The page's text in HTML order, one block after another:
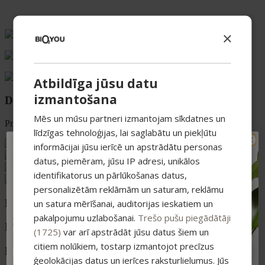
Vismaņi k-5, Korpuss G , Mārupes novads, LV-2167
ecommerce@bio2you.eu
Darba laiks
Pr. – Pt. 08:00 – 16:30
Kategorijas
Luokat
Kategorier
×
Atbildīga jūsu datu
izmantošana
Mēs un mūsu partneri izmantojam sīkdatnes un
līdzīgas tehnoloģijas, lai saglabātu un piekļūtu
informācijai jūsu ierīcē un apstrādātu personas
datus, piemēram, jūsu IP adresi, unikālos
identifikatorus un pārlūkošanas datus,
personalizētām reklāmām un saturam, reklāmu
un satura mērīšanai, auditorijas ieskatiem un
pakalpojumu uzlabošanai. Trešo pušu piegādātāji
(1725) var arī apstrādāt jūsu datus šiem un
citiem nolūkiem, tostarp izmantojot precīzus
ģeolokācijas datus un ierīces raksturlielumus. Jūs
TAVAM PIRMAJAM
PIRKUMAM PAPILDUS
-15% ATLAIDE!
Pieraksties jaunumiem un saņem īpašu
atlaidi savam pirmajam pasūtījumam.
Atlaide summējas ar esošajiem piedāvājumiem
pirkumiem virs 25 €